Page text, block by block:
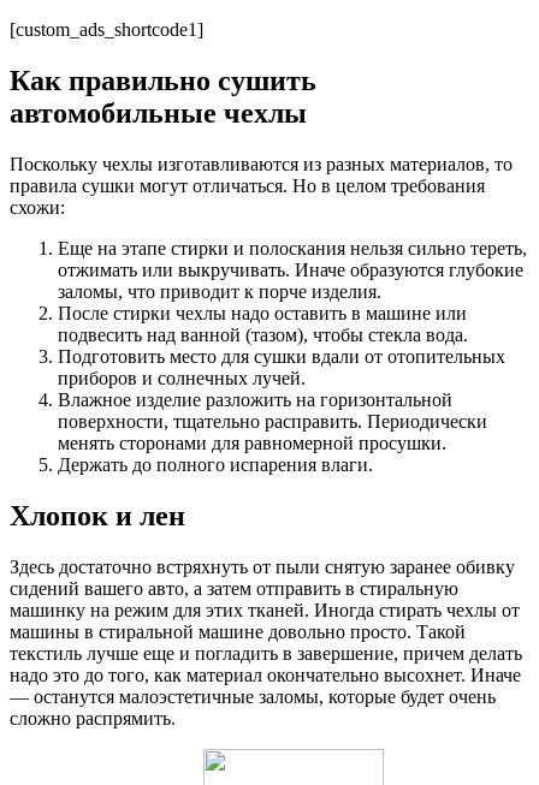
[custom_ads_shortcode1]
Как правильно сушить
автомобильные чехлы
Поскольку чехлы изготавливаются из разных материалов, то
правила сушки могут отличаться. Но в целом требования
схожи:
Еще на этапе стирки и полоскания нельзя сильно тереть,
отжимать или выкручивать. Иначе образуются глубокие
заломы, что приводит к порче изделия.
После стирки чехлы надо оставить в машине или
подвесить над ванной (тазом), чтобы стекла вода.
Подготовить место для сушки вдали от отопительных
приборов и солнечных лучей.
Влажное изделие разложить на горизонтальной
поверхности, тщательно расправить. Периодически
менять сторонами для равномерной просушки.
Держать до полного испарения влаги.
Хлопок и лен
Здесь достаточно встряхнуть от пыли снятую заранее обивку
сидений вашего авто, а затем отправить в стиральную
машинку на режим для этих тканей. Иногда стирать чехлы от
машины в стиральной машине довольно просто. Такой
текстиль лучше еще и погладить в завершение, причем делать
надо это до того, как материал окончательно высохнет. Иначе
— останутся малоэстетичные заломы, которые будет очень
сложно распрямить.